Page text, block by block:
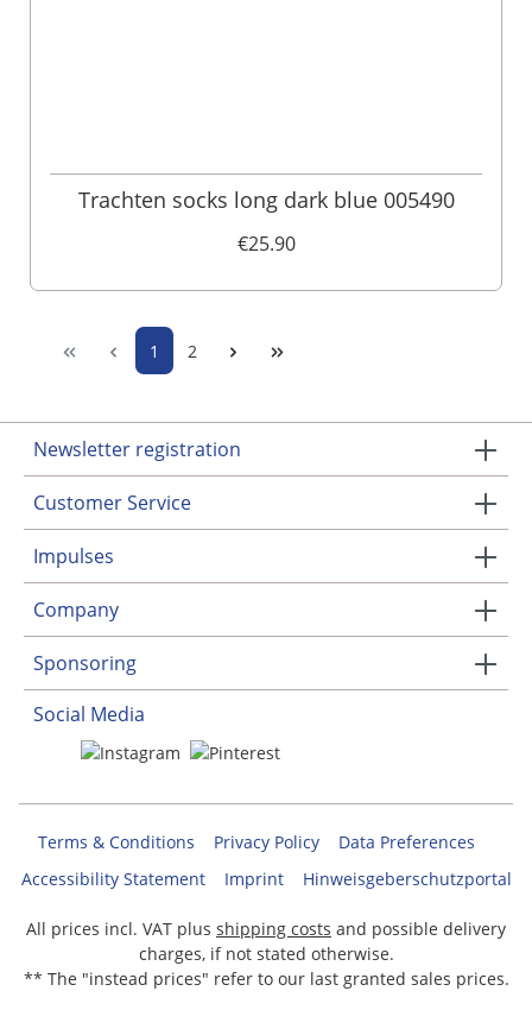
Trachten socks long dark blue 005490
€25.90
1 2
Newsletter registration
Customer Service
Impulses
Company
Sponsoring
Social Media
Terms & Conditions Privacy Policy
Data Preferences
Accessibility Statement
Imprint Hinweisgeberschutzportal
All prices incl. VAT plus shipping costs and possible delivery
charges, if not stated otherwise.
** The "instead prices" refer to our last granted sales prices.